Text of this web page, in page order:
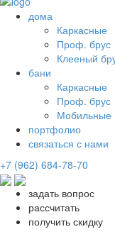
дома
Каркасные
Проф. брус
Клееный
бани
Каркасные
Проф. брус
Мобильные
портфолио
связаться с нами
+7 (962) 684-78-70
задать вопрос
рассчитать
получить скидку